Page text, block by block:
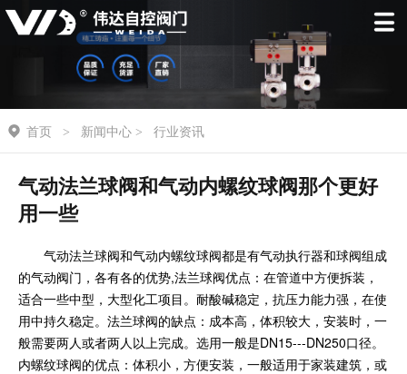
首页 > 新闻中心 > 行业资讯
气动法兰球阀和气动内螺纹球阀那个更好
用一些
气动法兰球阀和气动内螺纹球阀都是有气动执行器和球阀组成
的气动阀门，各有各的优势,法兰球阀优点：在管道中方便拆装，
适合一些中型，大型化工项目。耐酸碱稳定，抗压力能力强，在使
用中持久稳定。法兰球阀的缺点：成本高，体积较大，安装时，一
般需要两人或者两人以上完成。选用一般是DN15---DN250口径。
内螺纹球阀的优点：体积小，方便安装，一般适用于家装建筑，或